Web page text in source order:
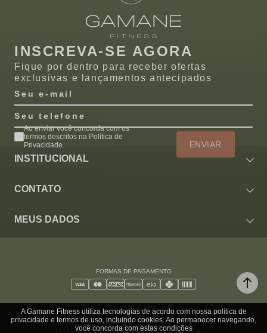
INSCREVA-SE AGORA
Fique por dentro para receber ofertas
exclusivas e lançamentos antecipados
Seu telefone
Seu e-mail
ENVIAR
Ao enviar você concorda com os
termos descritos na Política de
Privacidade.
INSTITUCIONAL
CONTATO
MEUS DADOS
FORMAS DE PAGAMENTO
SITE SEGURO
A Gamane Fitness utiliza tecnologias de acordo com nossa política de
privacidade e termos de uso, incluindo cookies. Ao permanecer navegando,
você concorda com estas condições